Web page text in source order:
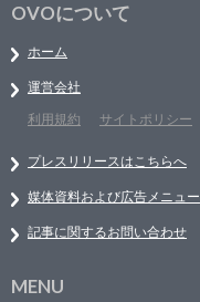
OVOについて
ホーム
運営会社
利用規約
サイトポリシー
プレスリリースはこちらへ
媒体資料および広告メニュー
記事に関するお問い合わせ
MENU